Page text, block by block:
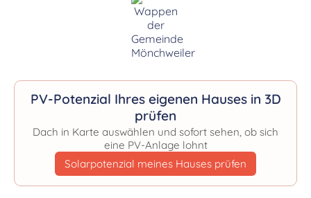
PV-Potenzial Ihres eigenen Hauses in 3D
prüfen
Dach in Karte auswählen und sofort sehen, ob sich
eine PV-Anlage lohnt
Solarpotenzial meines Hauses prüfen